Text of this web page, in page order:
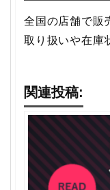
全国の店舗で販
取り扱いや在庫
関連投稿: